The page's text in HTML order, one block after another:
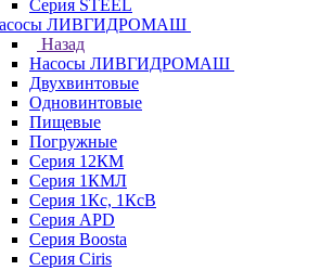
Серия STEEL
ЛИВГИДРОМАШ
Назад
Насосы ЛИВГИДРОМАШ
Двухвинтовые
Одновинтовые
Пищевые
Погружные
Серия 12КМ
Серия 1КМЛ
Серия 1Кс, 1КсВ
Серия APD
Серия Boosta
Серия Ciris